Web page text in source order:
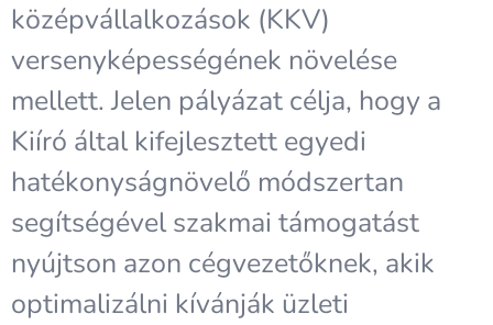
középvállalkozások (KKV)
versenyképességének növelése
mellett. Jelen pályázat célja, hogy a
Kiíró által kifejlesztett egyedi
hatékonyságnövelő módszertan
segítségével szakmai támogatást
nyújtson azon cégvezetőknek, akik
optimalizálni kívánják üzleti